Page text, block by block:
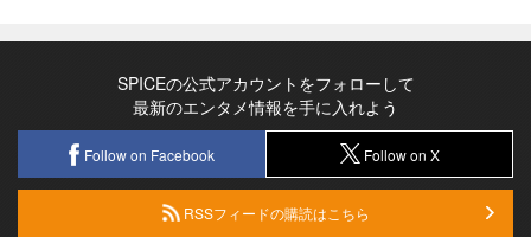
SPICEの公式アカウントをフォローして
最新のエンタメ情報を手に入れよう
Follow on Facebook Follow on X
RSSフィードの購読はこちら